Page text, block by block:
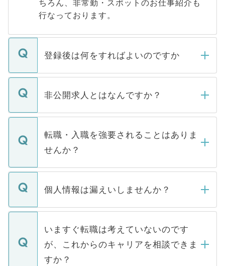
ちろん、非常勤・スポットのお仕事紹介も
行なっております。
登録後は何をすればよいのですか
ご登録いただきましたら、弊社担当者がご
登録内容を確認し、その後メールもしくは
ます。通常、5営業日以内にはご連絡をせて
いただきますので、しばらくお待ちくださ
い。
非公開求人とはなんですか？
マイナビDOCTORで取り扱っている求人の
うち約3割は、Webサイトからご覧いただ
けない「非公開求人」です。非公開求人は
下記の理由によって、一般には公開してい
ません。
■応募殺到を避けるため 人気のある医療機
関を公にしてしまうと、応募が殺到する場
に、医療機関が求める条件に合った人材の
みを人材紹介会社に依頼するケースが増え
ています。
転職・入職を強要されることはありま
せんか？
転職・入職を強要することは一切ありませ
ん。また、仮に応募先から内定をいただい
定を承諾する必要はありません。内定先へ
の辞退の連絡はキャリアパートナーが行い
ますので、ご安心ください。
個人情報は漏えいしませんか？
個人情報が漏えいすることはありませんの
で、ご安心ください。当サイトからの登録
などで収集したご登録者様の個人情報は、
ご本人のキャリアアップおよび転職活動の
いますぐ転職は考えていないのです
が、これからのキャリアを相談できま
すか？